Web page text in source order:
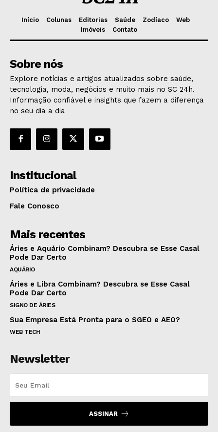
Início Colunas Editorias Saúde Zodíaco
Web
Imóveis
Contato
Sobre nós
Explore notícias e artigos atualizados sobre saúde,
tecnologia, moda, negócios e muito mais no SC 24h.
Informação confiável e insights que fazem a diferença
no seu dia a dia
Institucional
Política de privacidade
Fale Conosco
Mais recentes
Áries e Aquário Combinam? Descubra se Esse Casal
Pode Dar Certo
AQUÁRIO
Áries e Libra Combinam? Descubra se Esse Casal
Pode Dar Certo
SIGNO DE ÁRIES
Sua Empresa Está Pronta para o SGEO e AEO?
WEB TECH
Newsletter
ASSINAR